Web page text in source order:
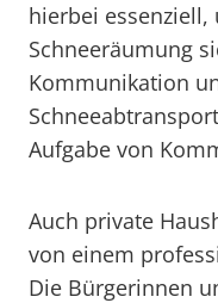
hierbei
Schneeräumung
Kommunikation
Aufgabe von
Auch private
von einem
Die Bürgerinnen